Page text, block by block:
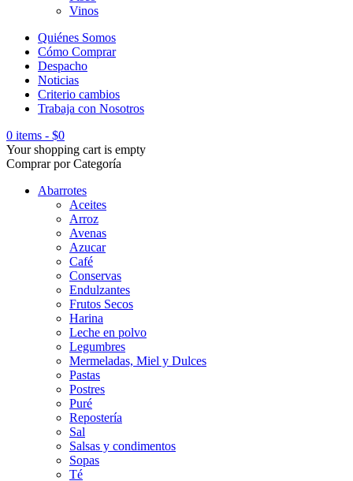
Vinos
Quiénes Somos
Cómo Comprar
Despacho
Noticias
Criterio cambios
Trabaja con Nosotros
0 items - $0
Your shopping cart is empty
Comprar por Categoría
Abarrotes
Aceites
Arroz
Avenas
Azucar
Café
Conservas
Endulzantes
Frutos Secos
Harina
Leche en polvo
Legumbres
Mermeladas, Miel y Dulces
Pastas
Postres
Puré
Repostería
Sal
Salsas y condimentos
Sopas
Té